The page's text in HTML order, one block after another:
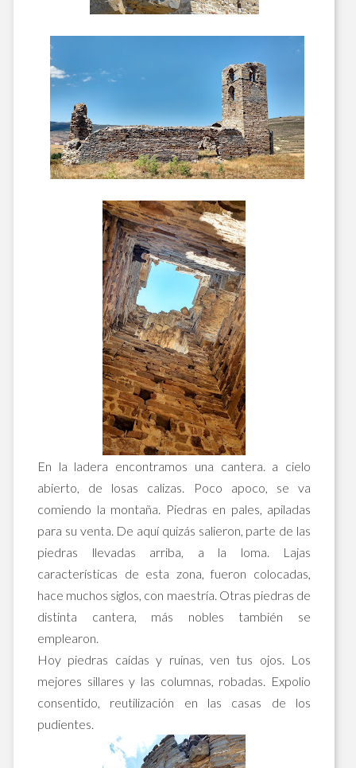
En la ladera encontramos una cantera. a cielo
abierto, de losas calizas. Poco apoco, se va
comiendo la montaña. Piedras en pales, apiladas
para su venta. De aquí quizás salieron, parte de las
piedras llevadas arriba, a la loma. Lajas
características de esta zona, fueron colocadas,
hace muchos siglos, con maestría. Otras piedras de
distinta cantera, más nobles también se
emplearon.
Hoy piedras caídas y ruinas, ven tus ojos. Los
mejores sillares y las columnas, robadas. Expolio
consentido, reutilización en las casas de los
pudientes.